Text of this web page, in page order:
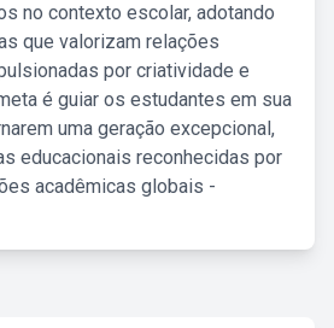
no contexto escolar, adotando
que valorizam relações
por criatividade e
é guiar os estudantes em sua
uma geração excepcional,
educacionais reconhecidas por
acadêmicas globais -